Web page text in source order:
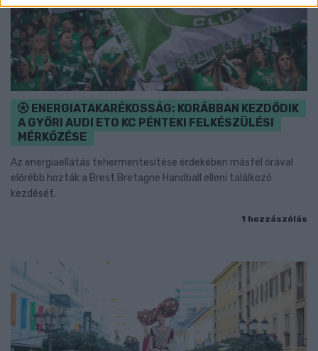
ENERGIATAKARÉKOSSÁG: KORÁBBAN KEZDŐDIK
A GYŐRI AUDI ETO KC PÉNTEKI FELKÉSZÜLÉSI
MÉRKŐZÉSE
Az energiaellátás tehermentesítése érdekében másfél órával
előrébb hozták a Brest Bretagne Handball elleni találkozó
kezdését.
1 hozzászólás